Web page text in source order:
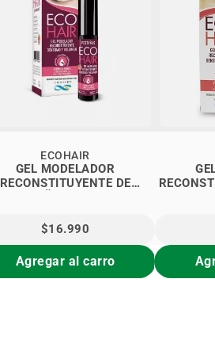
GEL MODELADOR
RECONSTITUYENTE DE
ECOHAIR
$16.990
Agregar al carro